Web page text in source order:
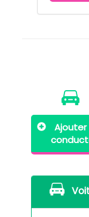
Ajouter